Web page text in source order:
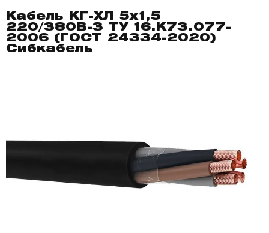
Кабель КГ-ХЛ 5х1,5
220/380В-3 ТУ 16.К73.077-
2006 (ГОСТ 24334-2020)
Сибкабель